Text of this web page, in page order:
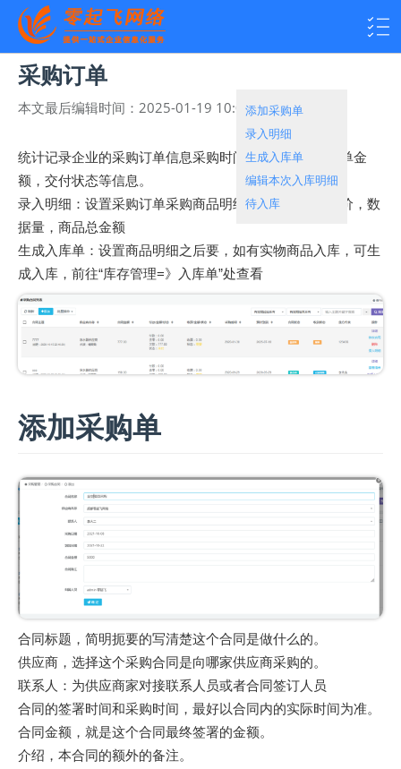
采购订单
本文最后编辑时间： 2025-01-19 10:00:46热度：
统计记录企业的采购订单信息采购时间，到货时间，订单金
额，交付状态等信息。
录入明细：设置采购订单采购商品明细，采购商品，单价，数
据量，商品总金额
生成入库单：设置商品明细之后要，如有实物商品入库，可生
成入库，前往“库存管理=》入库单”处查看
添加采购单
合同标题，简明扼要的写清楚这个合同是做什么的。
供应商，选择这个采购合同是向哪家供应商采购的。
联系人：为供应商家对接联系人员或者合同签订人员
合同的签署时间和采购时间，最好以合同内的实际时间为准。
合同金额，就是这个合同最终签署的金额。
介绍，本合同的额外的备注。
添加采购单
录入明细
生成入库单
编辑本次入库明细
待入库